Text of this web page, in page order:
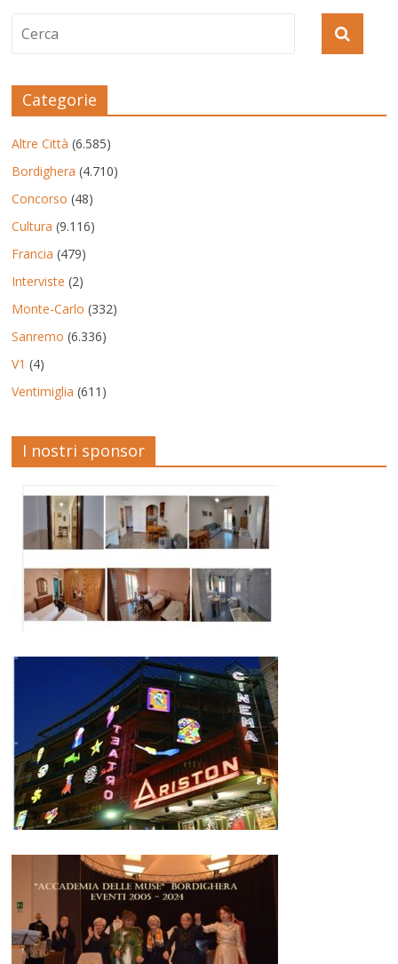
Categorie
Altre Città (6.585)
Bordighera (4.710)
Concorso (48)
Cultura (9.116)
Francia (479)
Interviste (2)
Monte-Carlo (332)
Sanremo (6.336)
V1 (4)
Ventimiglia (611)
I nostri sponsor